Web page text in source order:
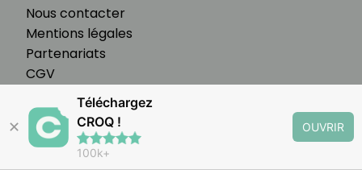
Nous contacter
Mentions légales
Partenariats
CGV
Préférences cookies
✕
Téléchargez
CROQ !
100k+
OUVRIR